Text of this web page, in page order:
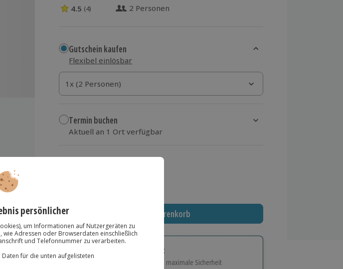
4.5 Sterne von 5 aus 4 Bewertungen
4.5 (4) 2 Personen
Gutschein kaufen
Flexibel einlösbar
1x (2 Personen)
1x (2 Personen)
1x (2 Personen)
Termin buchen
Aktuell an 1 Ort verfügbar
In den Warenkorb
Immer das richtige Geschenk:
Große Auswahl, volle Flexibilität und maximale Sicherheit